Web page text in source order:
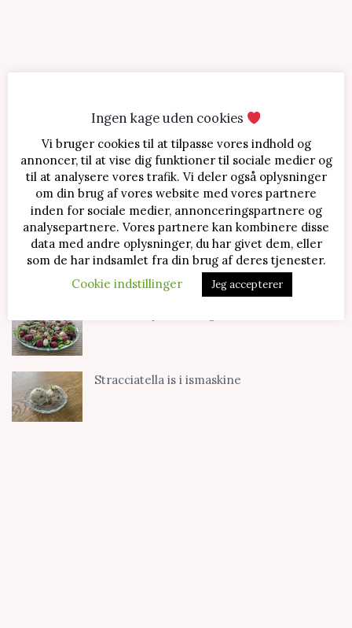
SENESTE OPSKRIFTER
Jordbærtærte med mascarponecreme
Klassisk cheesecake med kirsebær
Stracciatella is i ismaskine
Ingen kage uden cookies
Vi bruger cookies til at tilpasse vores indhold og
annoncer, til at vise dig funktioner til sociale medier og
til at analysere vores trafik. Vi deler også oplysninger
om din brug af vores website med vores partnere
inden for sociale medier, annonceringspartnere og
analysepartnere. Vores partnere kan kombinere disse
data med andre oplysninger, du har givet dem, eller
som de har indsamlet fra din brug af deres tjenester.
Cookie indstillinger
Jeg accepterer